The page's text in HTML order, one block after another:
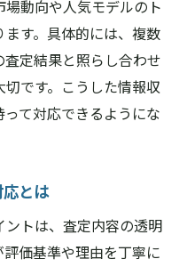
動向や人気モデルのト
す。具体的には、複数
定結果と照らし合わせ
です。こうした情報収
て対応できるようにな
とは
トは、査定内容の透明
価基準や理由を丁寧に